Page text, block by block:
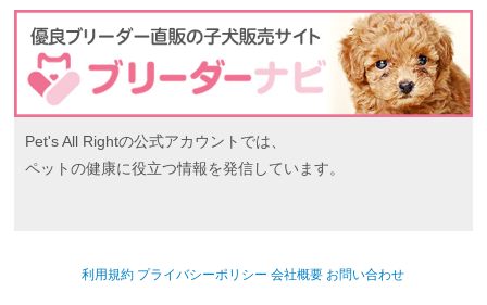
Pet's All Rightの公式アカウントでは、
ペットの健康に役立つ情報を発信しています。
利用規約 プライバシーポリシー 会社概要 お問い合わせ